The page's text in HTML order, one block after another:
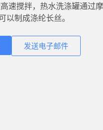
速搅拌，热水洗涤罐通过
以制成涤纶长丝。
发送电子邮件